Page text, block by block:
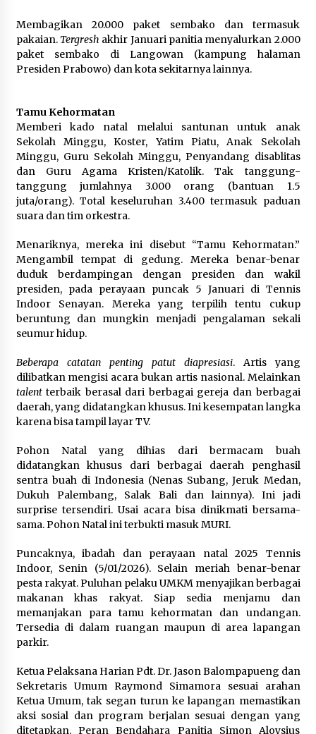
Membagikan 20.000 paket sembako dan termasuk
pakaian. Tergresh akhir Januari panitia menyalurkan 2.000
paket sembako di Langowan (kampung halaman
Presiden Prabowo) dan kota sekitarnya lainnya.
Tamu Kehormatan
Memberi kado natal melalui santunan untuk anak
Sekolah Minggu, Koster, Yatim Piatu, Anak Sekolah
Minggu, Guru Sekolah Minggu, Penyandang disablitas
dan Guru Agama Kristen/Katolik. Tak tanggung-
tanggung jumlahnya 3.000 orang (bantuan 1.5
juta/orang). Total keseluruhan 3.400 termasuk paduan
suara dan tim orkestra.
Menariknya, mereka ini disebut “Tamu Kehormatan.”
Mengambil tempat di gedung. Mereka benar-benar
duduk berdampingan dengan presiden dan wakil
presiden, pada perayaan puncak 5 Januari di Tennis
Indoor Senayan. Mereka yang terpilih tentu cukup
beruntung dan mungkin menjadi pengalaman sekali
seumur hidup.
Beberapa catatan penting patut diapresiasi. Artis yang
dilibatkan mengisi acara bukan artis nasional. Melainkan
talentterbaik berasal dari berbagai gereja dan berbagai
daerah, yang didatangkan khusus. Ini kesempatan langka
karena bisa tampil layar TV.
Pohon Natal yang dihias dari bermacam buah
didatangkan khusus dari berbagai daerah penghasil
sentra buah di Indonesia (Nenas Subang, Jeruk Medan,
Dukuh Palembang, Salak Bali dan lainnya). Ini jadi
surprise tersendiri. Usai acara bisa dinikmati bersama-
sama. Pohon Natal ini terbukti masuk MURI.
Puncaknya, ibadah dan perayaan natal 2025 Tennis
Indoor, Senin (5/01/2026). Selain meriah benar-benar
pesta rakyat. Puluhan pelaku UMKM menyajikan berbagai
makanan khas rakyat. Siap sedia menjamu dan
memanjakan para tamu kehormatan dan undangan.
Tersedia di dalam ruangan maupun di area lapangan
parkir.
Ketua Pelaksana Harian Pdt. Dr. Jason Balompapueng dan
Sekretaris Umum Raymond Simamora sesuai arahan
Ketua Umum, tak segan turun ke lapangan memastikan
aksi sosial dan program berjalan sesuai dengan yang
ditetapkan. Peran Bendahara Panitia Simon Aloysius